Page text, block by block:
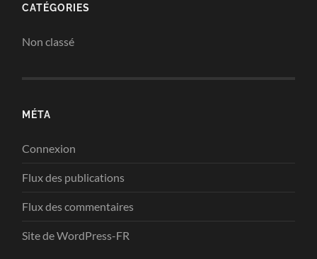
CATÉGORIES
Non classé
MÉTA
Connexion
Flux des publications
Flux des commentaires
Site de WordPress-FR